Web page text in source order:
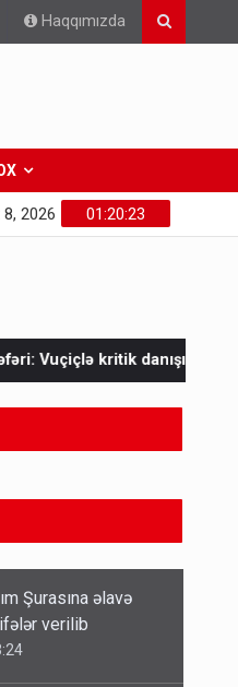
Haqqımızda
01:20:25
2026
Mask Ukraynaya
istədiyiniz qədər
- VİDEO